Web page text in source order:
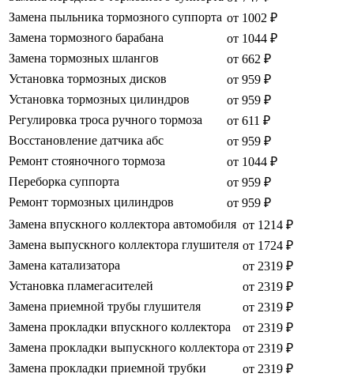
Замена пыльника тормозного суппорта от 1002 ₽
Замена тормозного барабана
от 1044 ₽
Замена тормозных шлангов
от 662 ₽
Установка тормозных дисков
от 959 ₽
Установка тормозных цилиндров
от 959 ₽
Регулировка троса ручного тормоза
от 611 ₽
Восстановление датчика абс
от 959 ₽
Ремонт стояночного тормоза
от 1044 ₽
Переборка суппорта
от 959 ₽
Ремонт тормозных цилиндров
от 959 ₽
Замена впускного коллектора автомобиля от 1214 ₽
Замена выпускного коллектора глушителя от 1724 ₽
Замена катализатора
от 2319 ₽
Установка пламегасителей
от 2319 ₽
Замена приемной трубы глушителя
от 2319 ₽
Замена прокладки впускного коллектора
от 2319 ₽
Замена прокладки выпускного коллектора от 2319 ₽
Замена прокладки приемной трубки
от 2319 ₽